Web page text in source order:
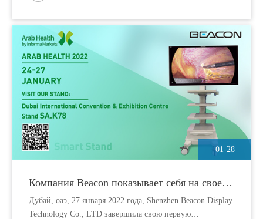
01-28
Компания Beacon показывает себя на своей
первой выставке в новом году - Arab Health
2022
Дубай, оаэ, 27 января 2022 года, Shenzhen Beacon Display
Technology Co., LTD завершила свою первую